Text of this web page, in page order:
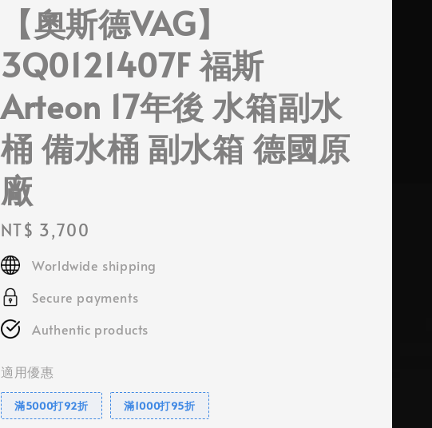
【奧斯德VAG】
3Q0121407F 福斯
Arteon 17年後 水箱副水
桶 備水桶 副水箱 德國原
廠
Regular
price
NT$ 3,700
Worldwide shipping
Secure payments
Authentic products
適用優惠
滿5000打92折 滿1000打95折